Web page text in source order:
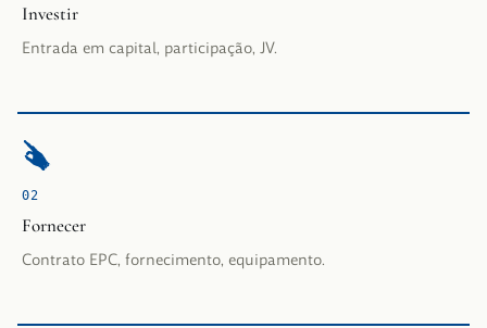
Investir
Entrada em capital, participação, JV.
02
Fornecer
Contrato EPC, fornecimento, equipamento.